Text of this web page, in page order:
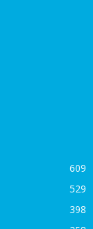
609
529
398